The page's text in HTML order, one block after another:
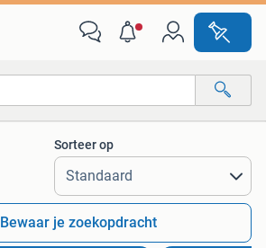
Alle afstanden…
Sorteer op
Bewaar je zoekopdracht